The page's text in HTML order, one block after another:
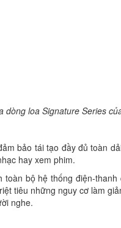
dòng loa Signature Series
bảo tái tạo đầy đủ toàn
hay xem phim.
bộ hệ thống điện-
tiêu những nguy cơ làm
nghe.